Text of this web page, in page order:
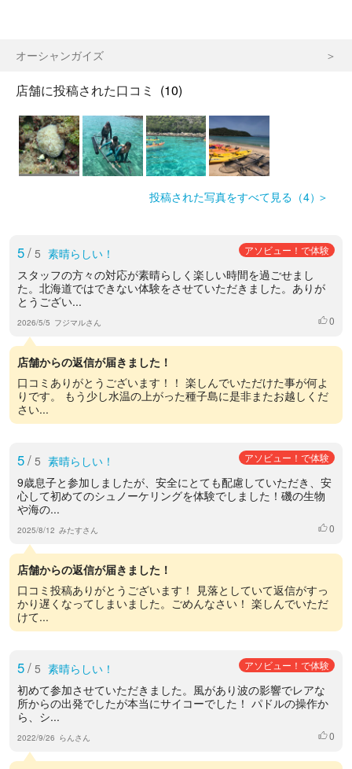
オーシャンガイズ
店舗に投稿された口コミ (10)
投稿された写真をすべて見る（4）
5/ 5 素晴らしい！ アソビュー！で体験
スタッフの方々の対応が素晴らしく楽しい時間を過ごせまし
た。北海道ではできない体験をさせていただきました。ありが
とうござい...
2026/5/5 フジマルさん いいね
0
店舗からの返信が届きました！
口コミありがとうございます！！ 楽しんでいただけた事が何よ
りです。 もう少し水温の上がった種子島に是非またお越しくだ
さい...
5/ 5 素晴らしい！ アソビュー！で体験
9歳息子と参加しましたが、安全にとても配慮していただき、安
心して初めてのシュノーケリングを体験でしました！磯の生物
や海の...
2025/8/12 みたすさん いいね
0
店舗からの返信が届きました！
口コミ投稿ありがとうございます！ 見落としていて返信がすっ
かり遅くなってしまいました。ごめんなさい！ 楽しんでいただ
けて...
5/ 5 素晴らしい！ アソビュー！で体験
初めて参加させていただきました。風があり波の影響でレアな
所からの出発でしたが本当にサイコーでした！ パドルの操作か
ら、シ...
2022/9/26 らんさん いいね
0